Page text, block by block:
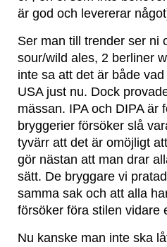
är god och levererar
Ser man till trender ser ni
sour/wild ales, 2 berliner
inte sa att det är både
USA just nu. Dock
mässan. IPA och DIPA är
bryggerier försöker slå
tyvärr att det är omöjligt
gör nästan att man drar
sätt. De bryggare vi
samma sak och att alla
försöker föra stilen vidare
Nu kanske man inte ska